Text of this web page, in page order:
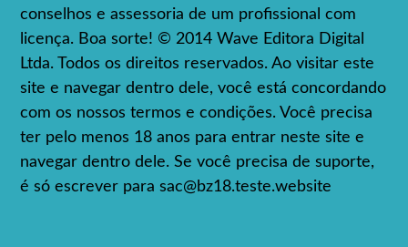
conselhos e assessoria de um profissional com
licença. Boa sorte! © 2014 Wave Editora Digital
Ltda. Todos os direitos reservados. Ao visitar este
site e navegar dentro dele, você está concordando
com os nossos termos e condições. Você precisa
ter pelo menos 18 anos para entrar neste site e
navegar dentro dele. Se você precisa de suporte,
é só escrever parasac@bz18.teste.website